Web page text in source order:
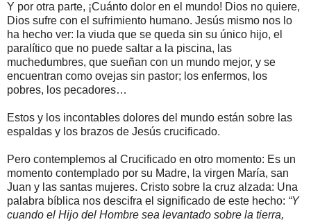
Y por otra parte, ¡Cuánto dolor en el mundo! Dios no quiere,
Dios sufre con el sufrimiento humano. Jesús mismo nos lo
ha hecho ver: la viuda que se queda sin su único hijo, el
paralítico que no puede saltar a la piscina, las
muchedumbres, que sueñan con un mundo mejor, y se
encuentran como ovejas sin pastor; los enfermos, los
pobres, los pecadores…
Estos y los incontables dolores del mundo están sobre las
espaldas y los brazos de Jesús crucificado.
Pero contemplemos al Crucificado en otro momento: Es un
momento contemplado por su Madre, la virgen María, san
Juan y las santas mujeres. Cristo sobre la cruz alzada: Una
palabra bíblica nos descifra el significado de este hecho: “Y
cuando el Hijo del Hombre sea levantado sobre la tierra,